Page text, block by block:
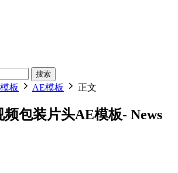
搜索
模板 AE模板 正文
包装片头AE模板- News